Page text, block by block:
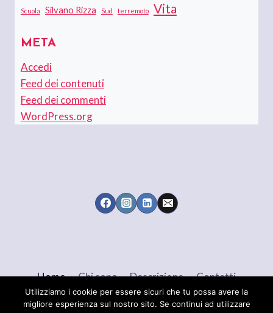
Scuola Silvano Rizza Sud terremoto Vita
META
Accedi
Feed dei contenuti
Feed dei commenti
WordPress.org
Home Chi sono Descrizione Contatti
Utilizziamo i cookie per essere sicuri che tu possa avere la
migliore esperienza sul nostro sito. Se continui ad utilizzare